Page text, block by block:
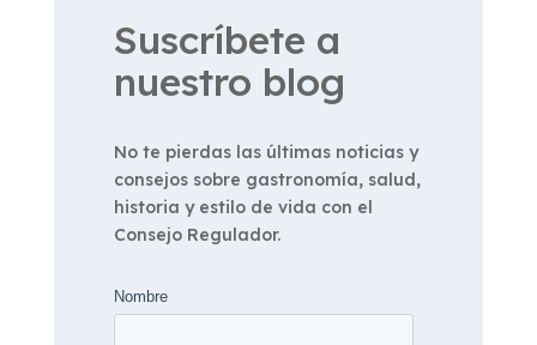
Suscríbete a
nuestro blog
No te pierdas las últimas noticias y
consejos sobre gastronomía, salud,
historia y estilo de vida con el
Consejo Regulador.